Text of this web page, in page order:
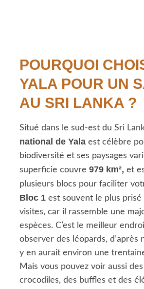
POURQUOI
YALA POUR UN
AU SRI LANKA ?
Situé dans le sud-est du Sri
national de Yala est célèbre
biodiversité et ses paysages
superficie couvre 979 km², et
plusieurs blocs pour faciliter
Bloc 1 est souvent le plus prisé
visites, car il rassemble une
espèces. C’est le meilleur
observer des léopards, d’après
y en aurait environ une
Mais vous pouvez voir aussi
crocodiles, des buffles et des